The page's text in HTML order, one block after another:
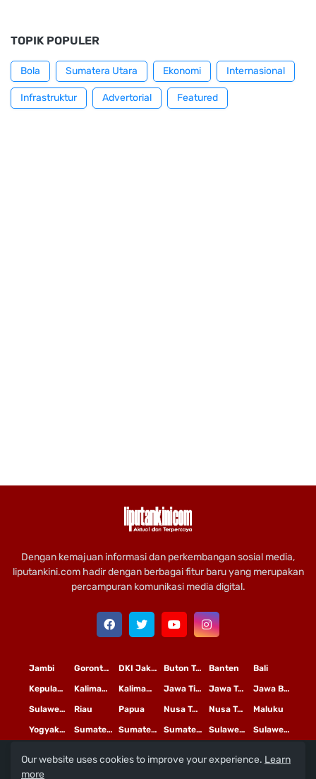
TOPIK POPULER
Bola Sumatera Utara Ekonomi Internasional
Infrastruktur Advertorial Featured
Dengan kemajuan informasi dan perkembangan sosial media,
liputankini.com hadir dengan berbagai fitur baru yang merupakan
percampuran komunikasi media digital.
Bali
Banten
Buton Tengah
DKI Jakarta
Gorontalo
Jambi
Jawa Barat
Jawa Tengah
Jawa Timur
Kalimantan Tengah
Kalimantan Timur
Kepulauan Riau
Maluku
Nusa Tenggara Barat
Nusa Tenggara Timur
Papua
Riau
Sulawesi Selatan
Sulawesi Tengah
Sulawesi Utara
Sumatera Barat
Sumatera Selatan
Sumatera Utara
Yogyakarta
Copyright© 2020 PTLiputan Kini Mediatama
Our website uses cookies to improve your experience. Learn
more